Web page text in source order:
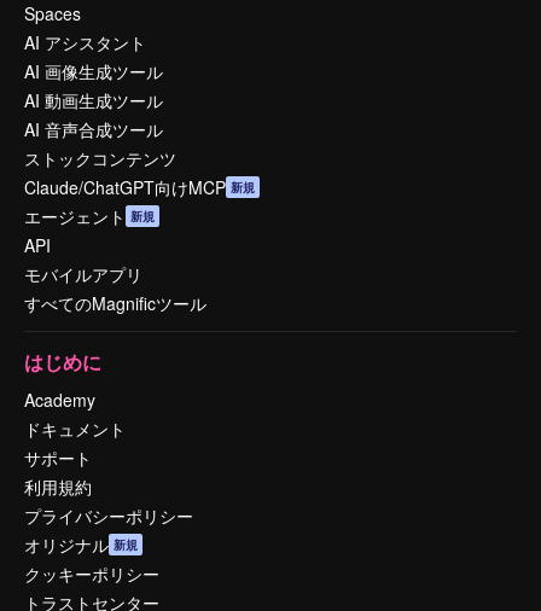
Spaces
AI アシスタント
AI 画像生成ツール
AI 動画生成ツール
AI 音声合成ツール
ストックコンテンツ
Claude/ChatGPT向けMCP 新規
エージェント 新規
API
モバイルアプリ
すべてのMagnificツール
はじめに
Academy
ドキュメント
サポート
利用規約
プライバシーポリシー
オリジナル 新規
クッキーポリシー
トラストセンター